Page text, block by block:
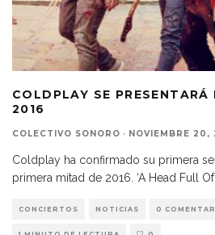
COLDPLAY SE PRESENTARÁ
2016
COLECTIVO SONORO · NOVIEMBRE 20,
Coldplay ha confirmado su primera
primera mitad de 2016. ‘A Head Full Of
CONCIERTOS NOTICIAS 0